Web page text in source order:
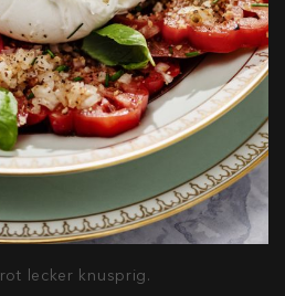
lecker knusprig.